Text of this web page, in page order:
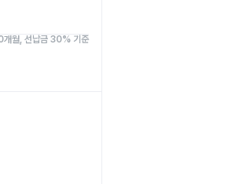
개월, 선납금 30% 기준